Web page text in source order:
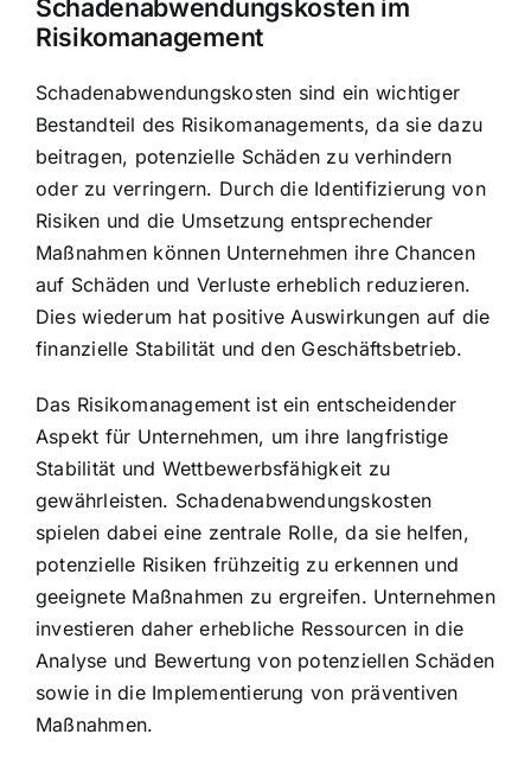
Schadenabwendungskosten im
Risikomanagement
Schadenabwendungskosten sind ein wichtiger
Bestandteil des Risikomanagements, da sie dazu
beitragen, potenzielle Schäden zu verhindern
oder zu verringern. Durch die Identifizierung von
Risiken und die Umsetzung entsprechender
Maßnahmen können Unternehmen ihre Chancen
auf Schäden und Verluste erheblich reduzieren.
Dies wiederum hat positive Auswirkungen auf die
finanzielle Stabilität und den Geschäftsbetrieb.
Das Risikomanagement ist ein entscheidender
Aspekt für Unternehmen, um ihre langfristige
Stabilität und Wettbewerbsfähigkeit zu
gewährleisten. Schadenabwendungskosten
spielen dabei eine zentrale Rolle, da sie helfen,
potenzielle Risiken frühzeitig zu erkennen und
geeignete Maßnahmen zu ergreifen. Unternehmen
investieren daher erhebliche Ressourcen in die
Analyse und Bewertung von potenziellen Schäden
sowie in die Implementierung von präventiven
Maßnahmen.